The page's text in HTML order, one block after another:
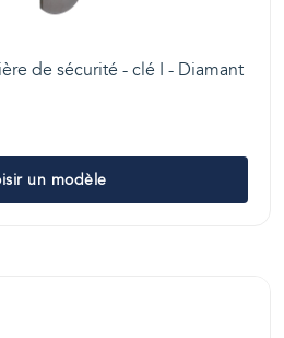
de sécurité - clé I - Diamant
un modèle